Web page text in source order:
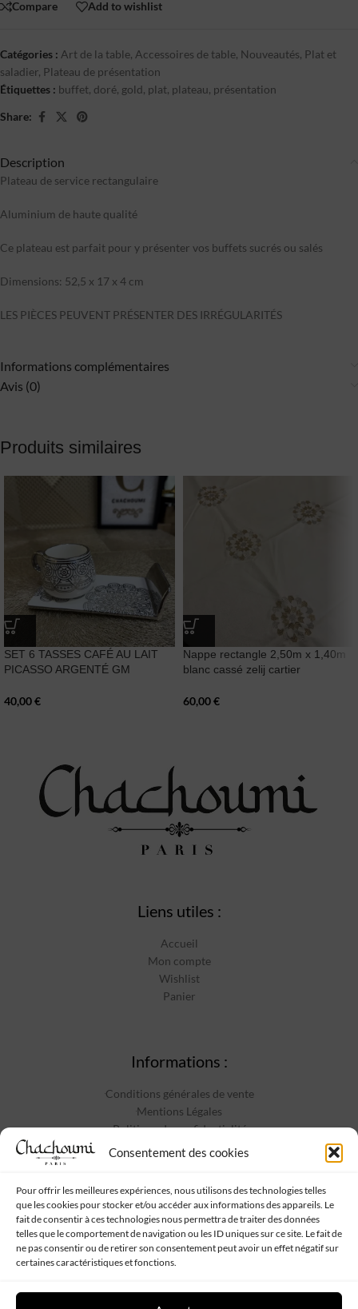
Consentement des cookies
Pour offrir les meilleures expériences, nous utilisons des technologies telles
que les cookies pour stocker et/ou accéder aux informations des appareils. Le
fait de consentir à ces technologies nous permettra de traiter des données
telles que le comportement de navigation ou les ID uniques sur ce site. Le fait de
ne pas consentir ou de retirer son consentement peut avoir un effet négatif sur
certaines caractéristiques et fonctions.
Compare Add to wishlist
Catégories : Art de la table, Accessoires de table, Nouveautés, Plat et
saladier, Plateau de présentation
Étiquettes : buffet, doré, gold, plat, plateau, présentation
Share:
Description
Plateau de service rectangulaire
Aluminium de haute qualité
Ce plateau est parfait pour y présenter vos buffets sucrés ou salés
Dimensions: 52,5 x 17 x 4 cm
LES PIÈCES PEUVENT PRÉSENTER DES IRRÉGULARITÉS
Informations complémentaires
Avis (0)
Produits similaires
SET 6 TASSES CAFÉ AU LAIT
PICASSO ARGENTÉ GM
40,00€
Nappe rectangle 2,50m x 1,40m
blanc cassé zelij cartier
60,00€
Liens utiles :
Accueil
Mon compte
Wishlist
Panier
Informations :
Conditions générales de vente
Mentions Légales
Politique de confidentialité
Contact
Suivez-nous :